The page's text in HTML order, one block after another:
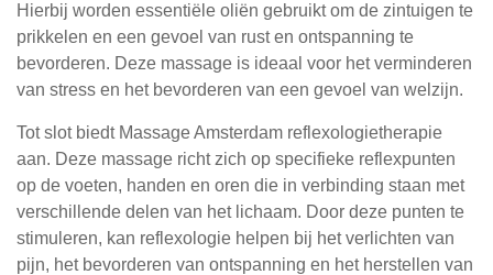
Hierbij worden essentiële oliën gebruikt om de zintuigen te
prikkelen en een gevoel van rust en ontspanning te
bevorderen. Deze massage is ideaal voor het verminderen
van stress en het bevorderen van een gevoel van welzijn.
Tot slot biedt Massage Amsterdam reflexologietherapie
aan. Deze massage richt zich op specifieke reflexpunten
op de voeten, handen en oren die in verbinding staan met
verschillende delen van het lichaam. Door deze punten te
stimuleren, kan reflexologie helpen bij het verlichten van
pijn, het bevorderen van ontspanning en het herstellen van